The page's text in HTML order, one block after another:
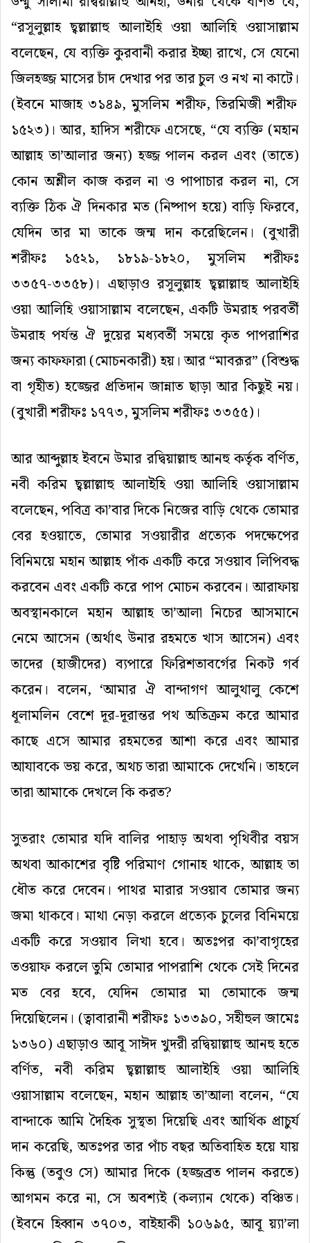
“রসূলুল্লাহ ছ্বল্লাল্লাহু আলাইহি ওয়া আলিহি ওয়াসাল্লাম
বলেছেন, যে ব্যক্তি কুরবানী করার ইচ্ছা রাখে, সে যেনো
জিলহজ্জমাসেরচাঁদ দেখারপরতারচুলওনখনাকাটে।
(ইবনে মাজাহ ৩১৪৯,মুসলিম শরীফ,তিরমিজী শরীফ
১৫২৩) । আর, হাদিস শরীফে এসেছে, “যে ব্যক্তি (মহান
আল্লাহ তা’আলার জন্য)হজ্জ পালন করল এবং (তাতে)
কোন অশ্লীল কাজ করল না ও পাপাচার করল না, সে
ব্যক্তি ঠিক ঐ দিনকার মত(নিষ্পাপ হয়ে)বাড়ি ফিরবে,
যেদিন তার মা তাকে জন্ম দান করেছিলেন। (বুখারী
শরীফঃ ১৫২১, ১৮১৯-১৮২০,মুসলিম শরীফঃ
৩৩৫৭-৩৩৫৮) । এছাড়াও রসূলুল্লাহ ছ্বল্লাল্লাহু আলাইহি
ওয়া আলিহি ওয়াসাল্লাম বলেছেন,একটি উমরাহ পরবর্তী
উমরাহ পর্যন্ত ঐ দুয়ের মধ্যবর্তী সময়ে কৃত পাপরাশির
জন্যকাফফারা(মোচনকারী)হয়। আর“মাবরূর” (বিশুদ্ধ
বা গৃহীত)হজ্জের প্রতিদান জান্নাত ছাড়া আর কিছুই নয়।
(বুখারীশরীফঃ ১৭৭৩,মুসলিমশরীফঃ ৩৩৫৫) ।
আরআব্দুল্লাহইবনে উমার রদ্বিয়াল্লাহুআনহুকর্তৃকবর্ণিত,
নবী করিম ছ্বল্লাল্লাহু আলাইহি ওয়া আলিহি ওয়াসাল্লাম
বলেছেন,পবিত্রকা’বারদিকেনিজেরবাড়ি থেকেতোমার
বের হওয়াতে, তোমার সওয়ারীর প্রত্যেক পদক্ষেপের
বিনিময়ে মহান আল্লাহ পাঁক একটি করে সওয়াব লিপিবদ্ধ
করবেনএবংএকটিকরে পাপ মোচনকরবেন। আরাফায়
অবস্থানকালে মহান আল্লাহ তা’আলা নিচের আসমানে
নেমে আসেন (অর্থাৎ উনার রহমতে খাস আসেন)এবং
তাদের (হাজীদের)ব্যপারে ফিরিশতাবর্গের নিকট গর্ব
করেন। বলেন, ‘আমার ঐ বান্দাগণ আলুথালু কেশে
ধূলামলিন বেশে দূর-দূরান্তর পথ অতিক্রম করে আমার
কাছে এসে আমার রহমতের আশা করে এবং আমার
আযাবকেভয়করে,অথচতারাআমাকে দেখেনি। তাহলে
তারাআমাকেদেখলেকিকরত?
সুতরাং তোমার যদি বালির পাহাড় অথবা পৃথিবীর বয়স
অথবা আকাশের বৃষ্টি পরিমাণ গোনাহ থাকে,আল্লাহ তা
ধৌত করে দেবেন। পাথর মারার সওয়াব তোমার জন্য
জমা থাকবে। মাথা নেড়া করলে প্রত্যেক চুলের বিনিময়ে
একটি করে সওয়াব লিখা হবে। অতঃপর কা’বাগৃহের
তওয়াফ করলে তুমি তোমার পাপরাশি থেকে সেই দিনের
মত বের হবে, যেদিন তোমার মা তোমাকে জন্ম
দিয়েছিলেন। (ত্বাবারানী শরীফঃ ১৩৩৯০, সহীহুলজামেঃ
১৩৬০)এছাড়াও আবূ সাঈদ খুদরী রদ্বিয়াল্লাহুআনহুহতে
বর্ণিত,নবী করিম ছ্বল্লাল্লাহু আলাইহি ওয়া আলিহি
ওয়াসাল্লাম বলেছেন,মহান আল্লাহ তা’আলা বলেন, “যে
বান্দাকে আমি দৈহিক সুস্থতা দিয়েছি এবং আর্থিক প্রাচুর্য
দান করেছি,অতঃপর তার পাঁচ বছর অতিবাহিত হয়ে যায়
কিন্তু(তবুও সে)আমার দিকে(হজ্জব্রত পালন করতে)
আগমন করে না, সে অবশ্যই(কল্যান থেকে)বঞ্চিত।
(ইবনে হিব্বান ৩৭০৩,বাইহাকী ১০৬৯৫,আবূ য়্যা’লা